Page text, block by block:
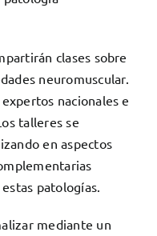
clases sobre
neuromuscular.
nacionales e
talleres se
en aspectos
patologías.
mediante un